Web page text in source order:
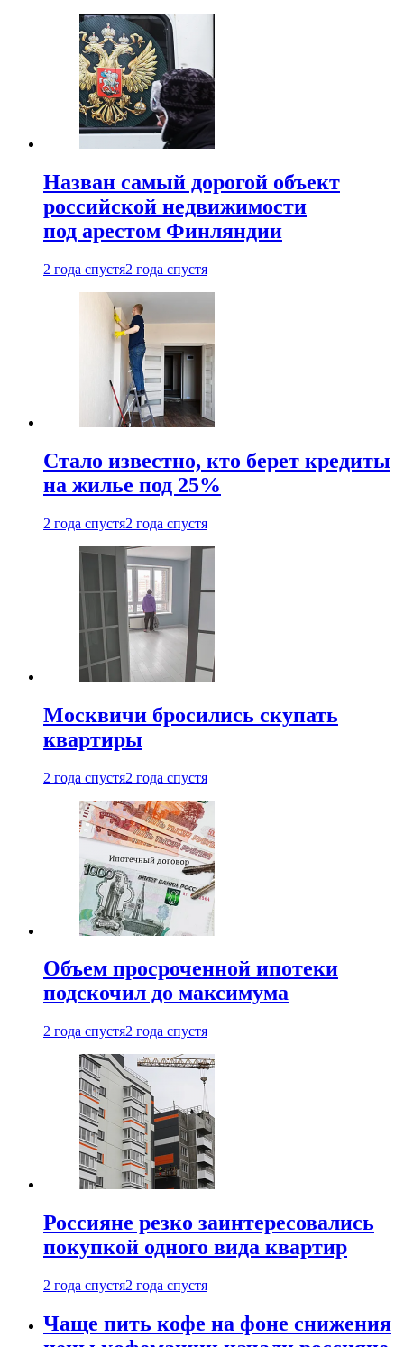
Назван самый дорогой объект
российской недвижимости
под арестом Финляндии
2 года спустя2 года спустя
Стало известно, кто берет кредиты
на жилье под 25%
2 года спустя2 года спустя
Москвичи бросились скупать
квартиры
2 года спустя2 года спустя
Объем просроченной ипотеки
подскочил до максимума
2 года спустя2 года спустя
Россияне резко заинтересовались
покупкой одного вида квартир
2 года спустя2 года спустя
Чаще пить кофе на фоне снижения